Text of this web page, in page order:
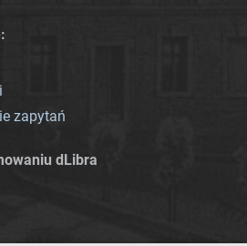
zapytań
dLibra